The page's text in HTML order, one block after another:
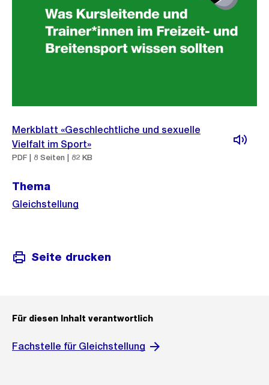
Merkblatt «Geschlechtliche und sexuelle
Vielfalt im Sport»
PDF | 8 Seiten | 82 KB
Thema
Gleichstellung
Seite drucken
Für diesen Inhalt verantwortlich
Fachstelle für Gleichstellung